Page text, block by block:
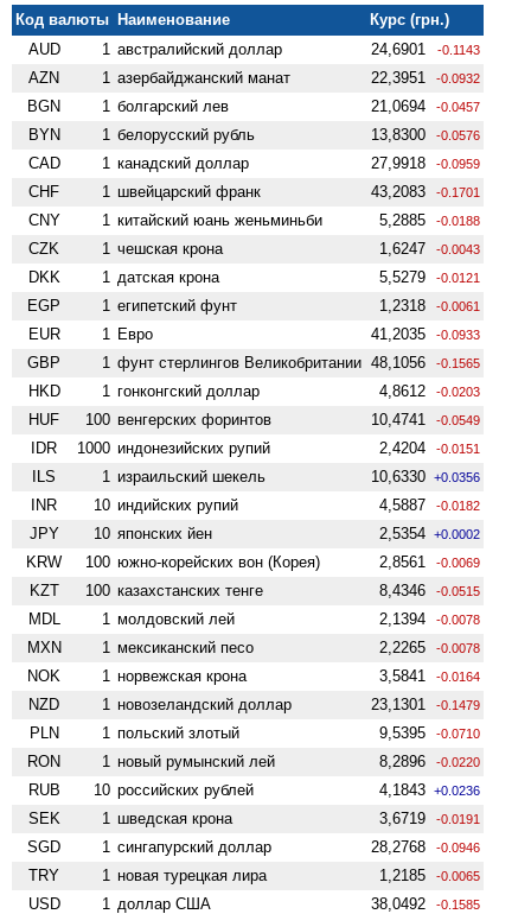
Код валюты Наименование
Курс (грн.)
AUD
1 австралийский доллар 24,6901 -0.1143
AZN 1 азербайджанский манат 22,3951 -0.0932
BGN 1 болгарский лев 21,0694 -0.0457
BYN 1 белорусский рубль 13,8300 -0.0576
CAD 1 канадский доллар 27,9918 -0.0959
CHF 1 швейцарский франк 43,2083 -0.1701
CNY 1 китайский юань женьминьби 5,2885 -0.0188
CZK 1 чешская крона 1,6247 -0.0043
DKK 1 датская крона 5,5279 -0.0121
EGP 1 египетский фунт 1,2318 -0.0061
EUR 1 Евро 41,2035 -0.0933
GBP 1 фунт стерлингов Велико­британии 48,1056 -0.1565
HKD 1 гонконгский доллар 4,8612 -0.0203
HUF 100 венгерских форинтов 10,4741 -0.0549
IDR 1000 индонезийских рупий 2,4204 -0.0151
ILS 1 израильский шекель 10,6330 +0.0356
INR 10 индийских рупий 4,5887 -0.0182
JPY 10 японских йен 2,5354 +0.0002
KRW 100 южно-корейских вон (Корея) 2,8561 -0.0069
KZT 100 казахстанских тенге 8,4346 -0.0515
MDL 1 молдовский лей 2,1394 -0.0078
MXN 1 мексиканский песо 2,2265 -0.0078
NOK 1 норвежская крона 3,5841 -0.0164
NZD 1 ново­зеландский доллар 23,1301 -0.1479
PLN 1 польский злотый 9,5395 -0.0710
RON 1 новый румынский лей 8,2896 -0.0220
RUB 10 российских рублей 4,1843 +0.0236
SEK 1 шведская крона 3,6719 -0.0191
SGD 1 сингапурский доллар 28,2768 -0.0946
TRY 1 новая турецкая лира 1,2185 -0.0065
USD 1 доллар США 38,0492 -0.1585